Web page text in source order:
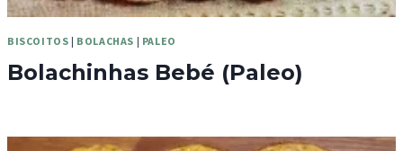
BISCOITOS | BOLACHAS | PALEO
Bolachinhas Bebé (Paleo)